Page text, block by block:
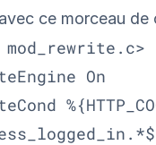
ce morceau de